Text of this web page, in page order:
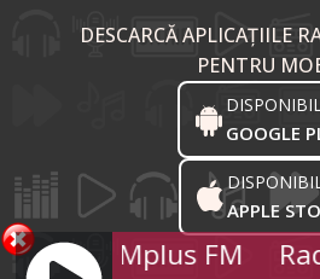
DESCARCĂ APLICAȚIILE
PENTRU
GOOGLE
APPLE
Radio Mplus FM